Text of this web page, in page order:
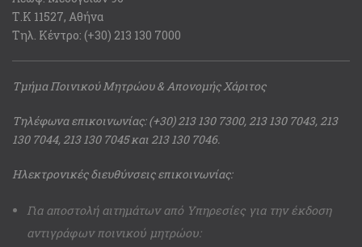
Τ.Κ 11527, Αθήνα
Τηλ. Κέντρο: (+30) 213 130 7000
Τμήμα Ποινικού Μητρώου & Απονομής Χάριτος
Τηλέφωνα επικοινωνίας: (+30) 213 130 7300, 213 130 7043, 213
130 7044, 213 130 7045 και 213 130 7046.
Ηλεκτρονικές διευθύνσεις επικοινωνίας:
Για αποστολή αιτημάτων από Υπηρεσίες για την έκδοση
αντιγράφων ποινικού μητρώου: